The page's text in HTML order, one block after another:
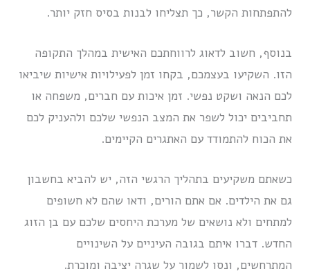
להתפתחות הקשר, כך תצליחו לבנות בסיס חזק יותר.
בנוסף, חשוב לדאוג לרווחתכם האישית במהלך התקופה
הזו. השקיעו בעצמכם, בקחו זמן לפעילויות אישיות שיביאו
לכם הנאה ושקט נפשי. זמן איכות עם חברים, משפחה או
תחביבים יכול לשפר את המצב הנפשי שלכם ולהעניק לכם
את הכוח להתמודד עם האתגרים הקיימים.
כשאתם משקיעים בתהליך הרגשי הזה, יש להביא בחשבון
גם את הילדים. אם אתם הורים, ודאו שהם לא חשופים
למתחים ולא נושאים של מערכת היחסים שלכם עם בן הזוג
החדש. דברו איתם בגובה העיניים על השינויים
המתרחשים, ונסו לשמור על שגרה יציבה ומוכרת.